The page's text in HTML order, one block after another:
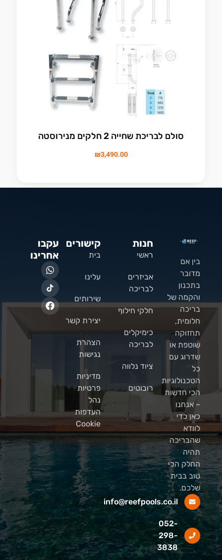
סולם לבריכת שחייה 2 חלקים מנירוסטה
₪3,490.00
בין אם
מדובר
בתכנון
והקמה של
בריכה
חלומית,
תחזוקה
שוטפת או
שדרוג עם
כל
הטכנולוגיות
הכי חדשות
– אנחנו
כאן כדי
לוודא
שהבריכה
תהיה
החלק הכי
טוב בבית
שלכם.
info@reefpools.co.il
052-
298-
3838
חנות
ראשי
אביזרים
לבריכה
חלקי חילוף
כימיקלים
לבריכה
ציוד נלווה
רובוטים
קישורים
בית
עלינו
שירותים
יצירת קשר
הצהרת
נגישות
מדיניות
פרטיות
נהל
העדפות
Cookie
עקבו
אחרינו